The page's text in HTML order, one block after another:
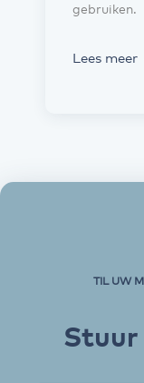
gebruiken.
Lees meer
TIL UW
Stuur